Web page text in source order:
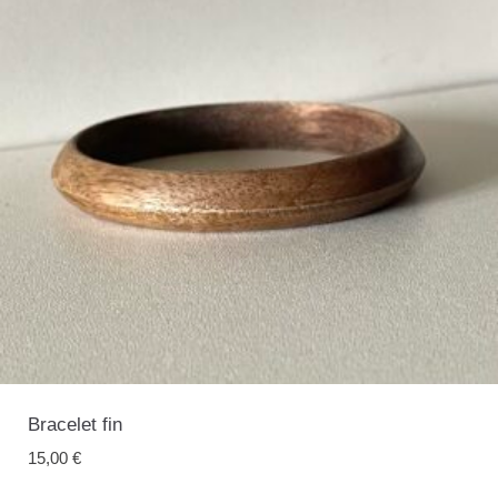
Bracelet fin
15,00 €